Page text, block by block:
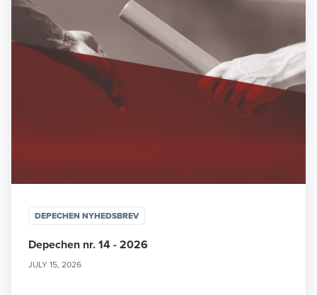
DEPECHEN NYHEDSBREV
Depechen nr. 14 - 2026
JULY 15, 2026